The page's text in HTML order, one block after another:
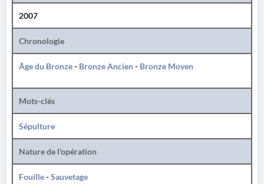
2007
Chronologie
Âge du Bronze- Bronze Ancien- Bronze Moyen
Mots-clés
Sépulture
Nature de l'opération
Fouille-Sauvetage